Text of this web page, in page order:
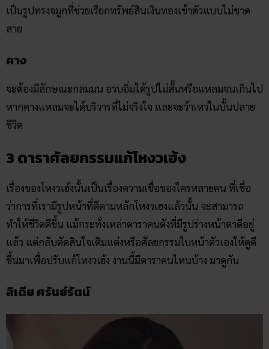
เป็นรูปทรงจมูกที่ช่วยเรียกทรัพย์สินเงินทองเข้าตัวแบบไม่ขาด
สาย
คาง
จะต้องมีลักษณะกลมมน อวบอิ่มได้รูปไม่สั้นหรือแหลมจนเกินไป
หากคางแหลมจะได้บริวารที่ไม่จริงใจ และจะว้าเหว่ในบั้นปลาย
ชีวิต
3 ดาราศัลยกรรมแก้โหงวเฮ้ง
เรื่องของโหงวเฮ้งนั้นเป็นเรื่องความเชื่อของใครหลายคน ที่เชื่อ
ว่าการที่เรามีรูปหน้าที่ดีตามหลักโหงวเฮงแล้วนั้น จะสามารถ
ทำให้ชีวิตดีขึ้น แม้กระทั่งเหล่าดาราคนดังที่มีรูปร่างหน้าตาดีอยู่
แล้ว แต่กลับตัดสินใจเติมแต่งหรือศัลยกรรมใบหน้าตัวเองให้ดูดี
ขึ้นมาเพื่อปรับแก้โหงวเฮ้ง งานนี้มีดาราคนไหนบ้าง มาดูกัน
ลิเดีย ศรันย์รัตน์